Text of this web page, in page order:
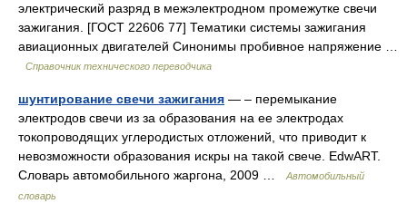
электрический разряд в межэлектродном промежутке свечи
зажигания. [ГОСТ 22606 77] Тематики системы зажигания
авиационных двигателей Синонимы пробивное напряжение …
Справочник технического переводчика
шунтирование свечи зажигания — – перемыкание
электродов свечи из за образования на ее электродах
токопроводящих углеродистых отложений, что приводит к
невозможности образования искры на такой свече. EdwART.
Словарь автомобильного жаргона, 2009 …
Автомобильный
словарь